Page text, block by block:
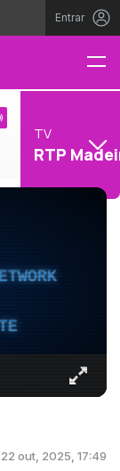
Entrar
TV
RTP
22 out, 2025, 17:49